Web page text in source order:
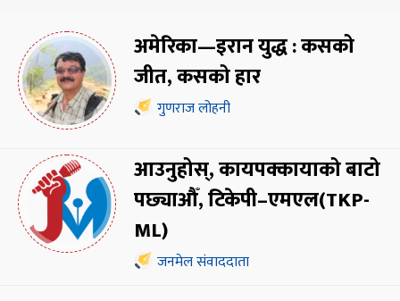
अमेरिका—इरान युद्ध : कसको
जीत, कसको हार
गुणराज लोहनी
आउनुहोस्, कायपक्कायाको बाटो
पछ्याऔँ, टिकेपी–एमएल(TKP-
ML)
जनमेल संवाददाता